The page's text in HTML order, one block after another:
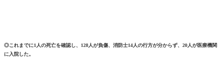
◎これまでに1人の死亡を確認し、128人が負傷、消防士14人の行方が分からず、20人が医療機関
に入院した。